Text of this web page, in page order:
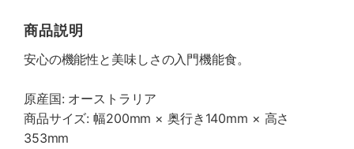
商品説明
安心の機能性と美味しさの入門機能食。
原産国: オーストラリア
商品サイズ: 幅200mm × 奥行き140mm × 高さ
353mm